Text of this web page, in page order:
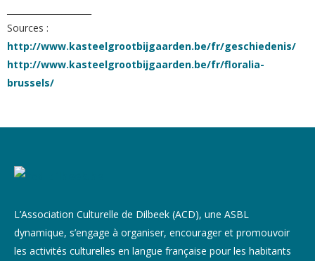
Sources :
http://www.kasteelgrootbijgaarden.be/fr/geschiedenis/
http://www.kasteelgrootbijgaarden.be/fr/floralia-
brussels/
L’Association Culturelle de Dilbeek (ACD), une ASBL
dynamique, s’engage à organiser, encourager et promouvoir
les activités culturelles en langue française pour les habitants